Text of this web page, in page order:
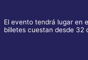
El evento tendrá lugar en
billetes cuestan desde 32